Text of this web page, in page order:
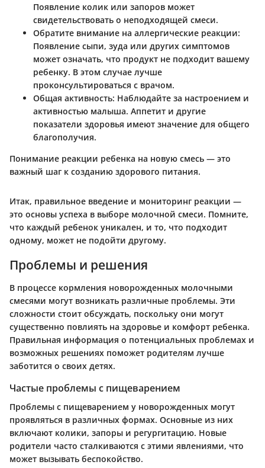
Появление колик или запоров может
свидетельствовать о неподходящей смеси.
Обратите внимание на аллергические реакции:
Появление сыпи, зуда или других симптомов
может означать, что продукт не подходит вашему
ребенку. В этом случае лучше
проконсультироваться с врачом.
Общая активность: Наблюдайте за настроением и
активностью малыша. Аппетит и другие
показатели здоровья имеют значение для общего
благополучия.
Понимание реакции ребенка на новую смесь — это
важный шаг к созданию здорового питания.
Итак, правильное введение и мониторинг реакции —
это основы успеха в выборе молочной смеси. Помните,
что каждый ребенок уникален, и то, что подходит
одному, может не подойти другому.
Проблемы и решения
В процессе кормления новорожденных молочными
смесями могут возникать различные проблемы. Эти
сложности стоит обсуждать, поскольку они могут
существенно повлиять на здоровье и комфорт ребенка.
Правильная информация о потенциальных проблемах и
возможных решениях поможет родителям лучше
заботится о своих детях.
Частые проблемы с пищеварением
Проблемы с пищеварением у новорожденных могут
проявляться в различных формах. Основные из них
включают колики, запоры и регургитацию. Новые
родители часто сталкиваются с этими явлениями, что
может вызывать беспокойство.